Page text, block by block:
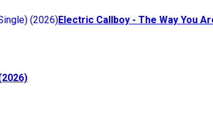
Electric Callboy - The Way You